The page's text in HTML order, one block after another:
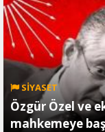
SİYASET
Özgür Özel ve
mahkemeye